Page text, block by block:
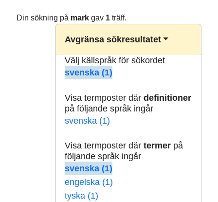
Din sökning på markgav 1träff.
Avgränsa sökresultatet
Välj källspråk för sökordet
svenska (1)
Visa termposter där definitioner
på följande språk ingår
svenska (1)
Visa termposter där termerpå
följande språk ingår
svenska (1)
engelska (1)
tyska (1)